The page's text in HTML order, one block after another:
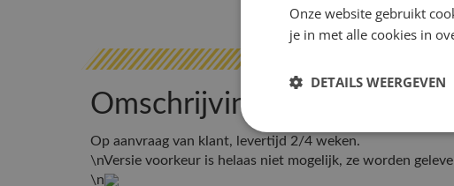
Omschrijving
Op aanvraag van klant, levertijd 2/4 weken.
\nVersie voorkeur is helaas niet mogelijk, ze worden
\n
Onze website gebruikt
je in met alle cookies in
DETAILS WEERGEVEN